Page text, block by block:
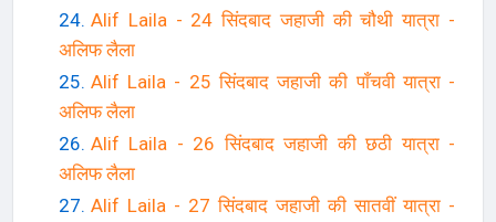
Alif Laila - 24 सिंदबाद जहाजी की चौथी यात्रा -
अलिफ लैला
Alif Laila - 25 सिंदबाद जहाजी की पाँचवी यात्रा -
अलिफ लैला
Alif Laila - 26 सिंदबाद जहाजी की छठी यात्रा -
अलिफ लैला
Alif Laila - 27 सिंदबाद जहाजी की सातवीं यात्रा -